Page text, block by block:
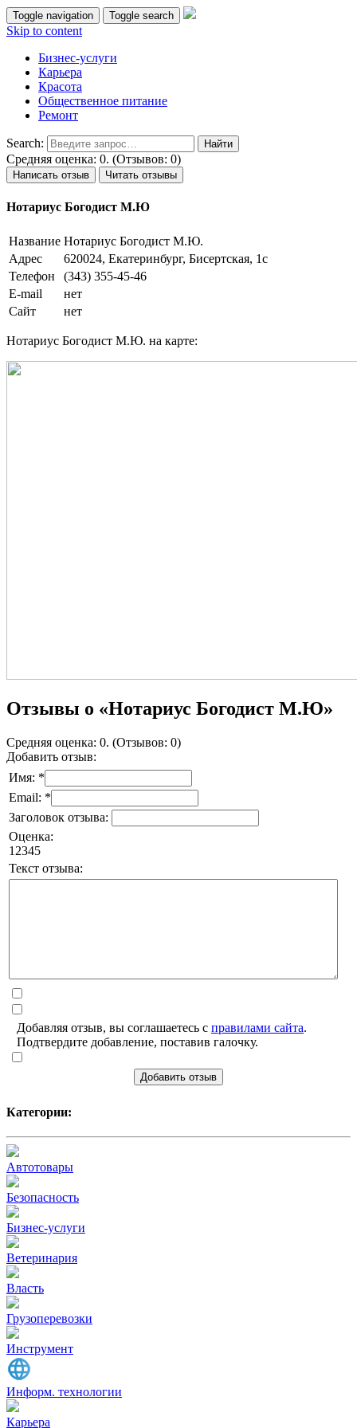
Toggle navigation Toggle search
Skip to content
Бизнес-услуги
Карьера
Красота
Общественное питание
Ремонт
Search:
Средняя оценка: 0. (Отзывов: 0)
Написать отзыв Читать отзывы
Нотариус Богодист М.Ю
Название Нотариус Богодист М.Ю.
Адрес
620024, Екатеринбург, Бисертская, 1с
Телефон
(343) 355-45-46
E-mail
нет
Сайт
нет
Нотариус Богодист М.Ю. на карте:
Отзывы о «Нотариус Богодист М.Ю»
Средняя оценка: 0. (Отзывов: 0)
Добавить отзыв:
Имя: *
Email: *
Заголовок отзыва:
Оценка:
1 2345
Текст отзыва:
Добавляя отзыв, вы соглашаетесь с правилами сайта.
Подтвердите добавление, поставив галочку.
Добавить отзыв
Категории:
Автотовары
Безопасность
Бизнес-услуги
Ветеринария
Власть
Грузоперевозки
Инструмент
Информ. технологии
Карьера